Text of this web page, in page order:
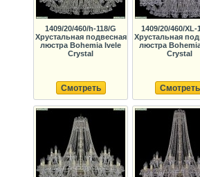
1409/20/460/h-118/G
Хрустальная подвесная
люстра Bohemia Ivele
Crystal
Смотреть
1409/20/460/XL-
Хрустальная
люстра
Crystal
Смотреть